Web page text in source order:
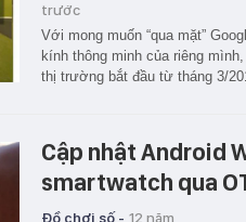
trước
Với mong muốn “qua mặt”
kính thông minh của riêng
thị trường bắt đầu từ tháng 3/
Cập nhật Android
smartwatch qua
Đồ chơi số - 12 năm